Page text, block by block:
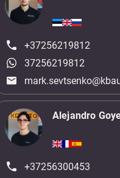
+37256219812
37256219812
Alejandro
+37256300453